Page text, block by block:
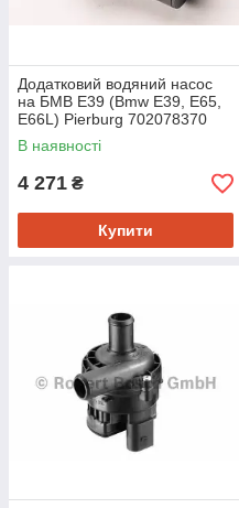
Додатковий водяний насос
на БМВ Е39 (Bmw E39, E65,
E66L) Pierburg 702078370
В наявності
4 271 ₴
Купити